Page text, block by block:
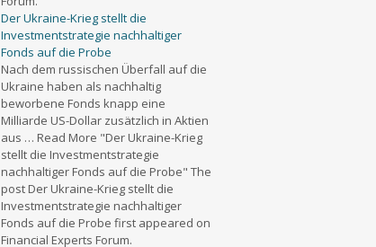
Der Ukraine-Krieg stellt die
Investmentstrategie nachhaltiger
Fonds auf die Probe
Nach dem russischen Überfall auf die
Ukraine haben als nachhaltig
beworbene Fonds knapp eine
Milliarde US-Dollar zusätzlich in Aktien
aus … Read More "Der Ukraine-Krieg
stellt die Investmentstrategie
nachhaltiger Fonds auf die Probe" The
post Der Ukraine-Krieg stellt die
Investmentstrategie nachhaltiger
Fonds auf die Probe first appeared on
Financial Experts Forum.